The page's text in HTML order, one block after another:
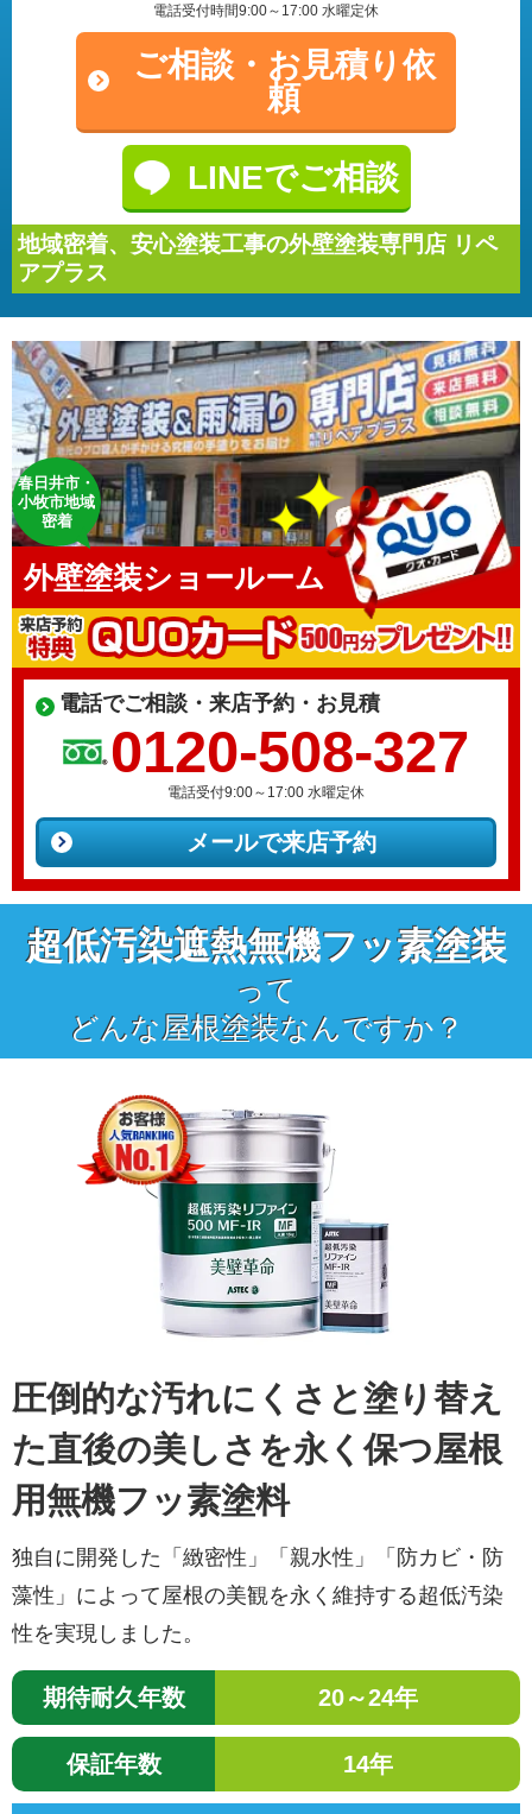
電話受付時間9:00～17:00 水曜定休
ご相談・ お見積り依
頼
LINEでご相談
地域密着、安心塗装工事の外壁塗装専門店 リペ
アプラス
春日井市・
小牧市地域
密着
外壁塗装ショールーム
電話でご相談・来店予約・お見積
0120-508-327
電話受付9:00～17:00 水曜定休
メールで来店予約
超低汚染遮熱無機フッ素塗装
って
どんな屋根塗装なんですか？
圧倒的な汚れにくさと塗り替え
た直後の美しさを永く保つ屋根
用無機フッ素塗料
独自に開発した「緻密性」「親水性」「防カビ・防
藻性」によって屋根の美観を永く維持する超低汚染
性を実現しました。
期待耐久年数 20～24年
保証年数 14年